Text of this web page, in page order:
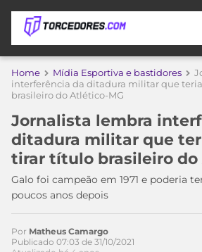
APOSTAS
DICAS
DE
APOSTA
MELHORES
SITES
DE
APOSTAS
2026
ÚLTIMAS
COPA
DO
MUNDO
MEU
CAMPEONATOS
Home Mídia Esportiva e bastidores
interferência da ditadura militar que
brasileiro do Atlético-MG
Jornalista lembra
ditadura militar que
tirar título brasileiro do
Galo foi campeão em 1971 e poderia
poucos anos depois
Acesse o perfil do autor
no Twitter
Por Matheus Camargo
Publicado 07:03 de 31/10/2021